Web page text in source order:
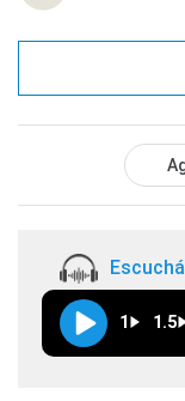
1 1.5